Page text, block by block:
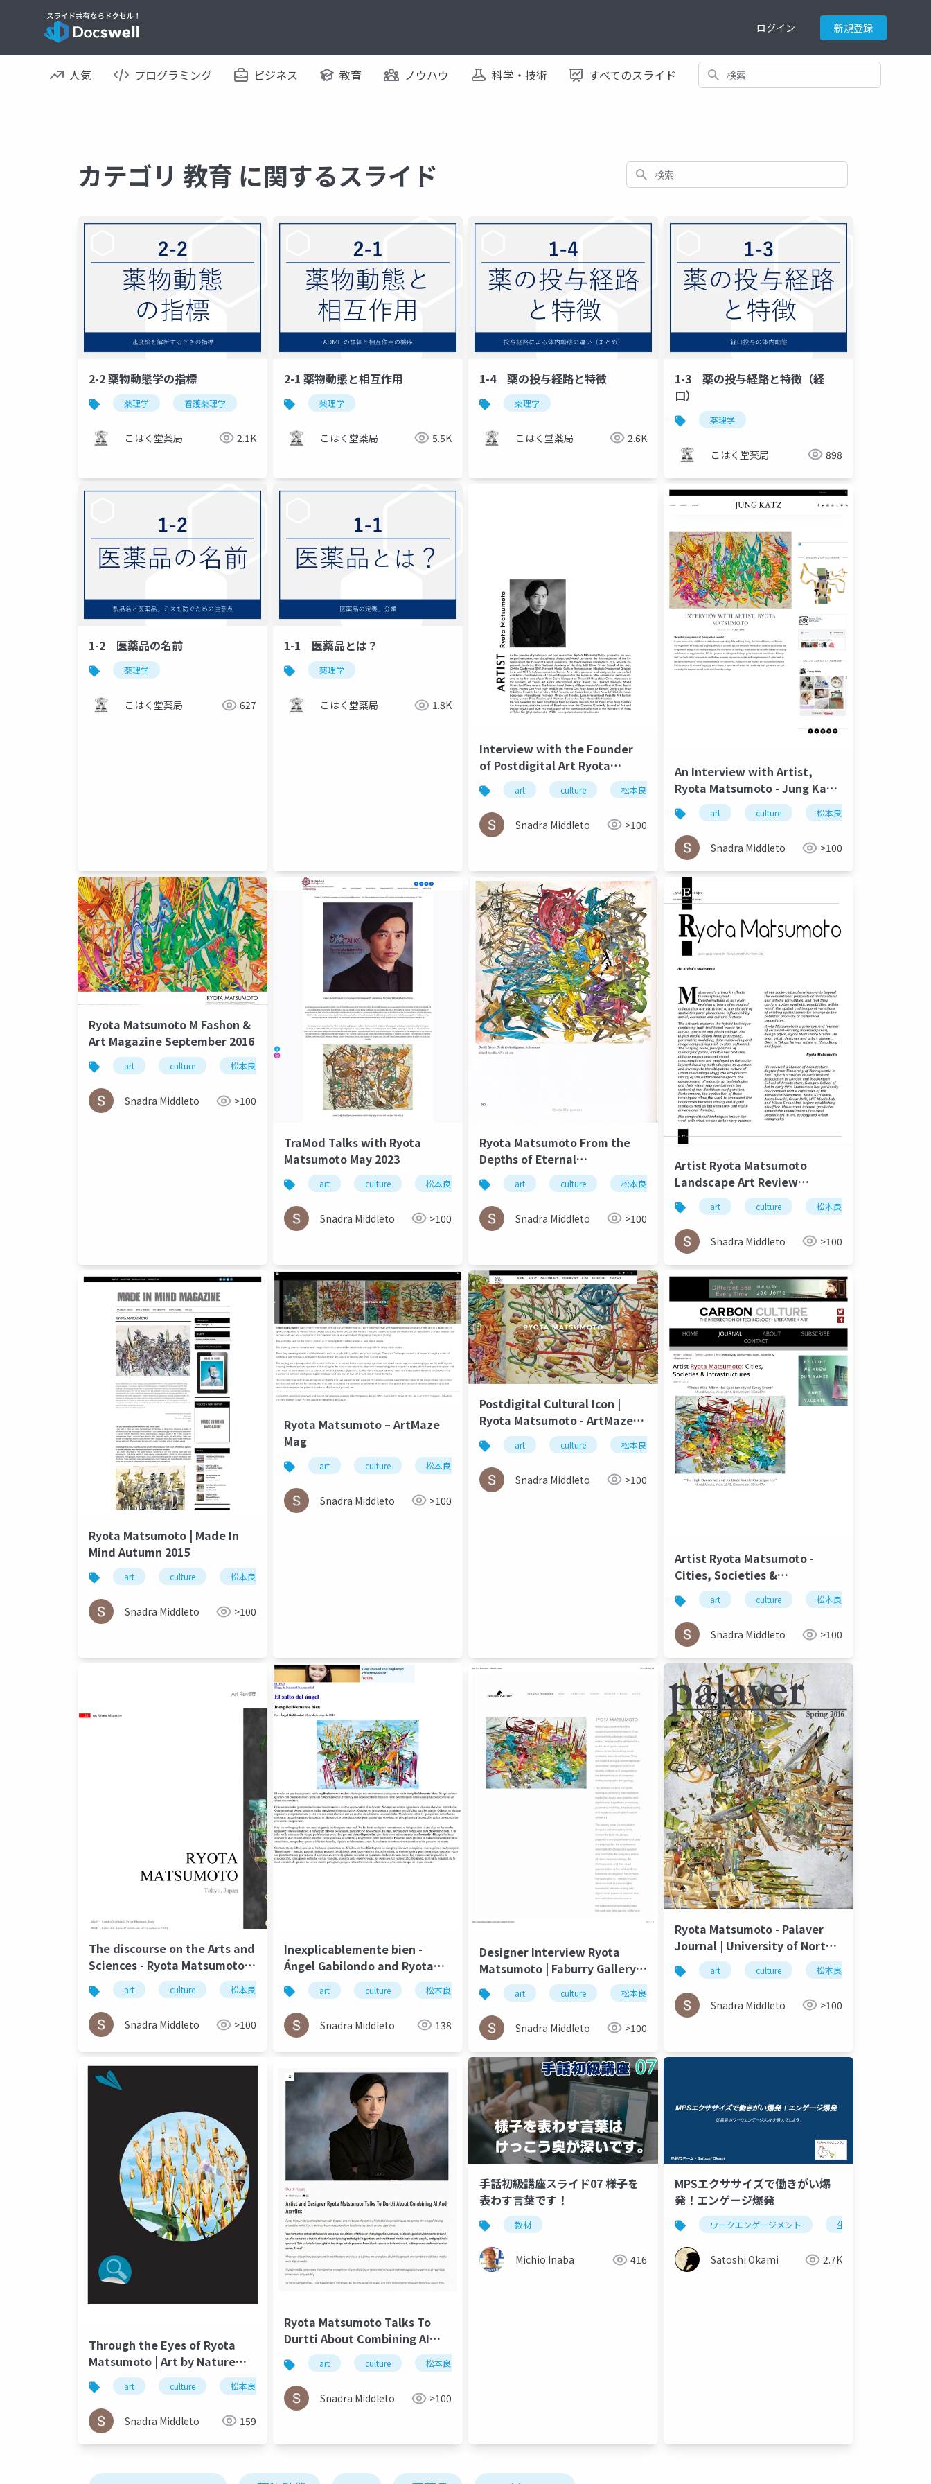
ログイン 新規登録
人気 プログラミング ビジネス 教育 ノウハウ 科学・技術 すべてのスライド 検索
カテゴリ 教育 に関するスライド 検索
2-2 薬物動態学の指標
薬理学 看護薬理学
こはく堂薬局 2.1K
2-1 薬物動態と相互作用
薬理学
こはく堂薬局 5.5K
1-4 薬の投与経路と特徴
薬理学
こはく堂薬局 2.6K
1-3 薬の投与経路と特徴（経
口）
薬理学
こはく堂薬局 898
1-2 医薬品の名前
薬理学
こはく堂薬局 627
1-1 医薬品とは？
薬理学
こはく堂薬局 1.8K
Interview with the Founder
of Postdigital Art Ryota
Matsumoto ArtUp Mi SPRING
2023
art culture 松本良多 architecture urbanism
Snadra Middleto >100
An Interview with Artist,
Ryota Matsumoto - Jung Katz
March 2016
art culture 松本良多
Snadra Middleto >100
Ryota Matsumoto M Fashon &
Art Magazine September 2016
art culture 松本良多 architecture urbanism
Snadra Middleto >100
TraMod Talks with Ryota
Matsumoto May 2023
art culture 松本良多 architecture urbanism
Snadra Middleto >100
Ryota Matsumoto From the
Depths of Eternal
Circumstance Art Exhibeo
2015
art culture 松本良多 architecture urbanism
Snadra Middleto >100
Artist Ryota Matsumoto
Landscape Art Review
November 2014
art culture 松本良多
Snadra Middleto >100
Ryota Matsumoto | Made In
Mind Autumn 2015
art culture 松本良多
Snadra Middleto >100
Ryota Matsumoto – ArtMaze
Mag
art culture 松本良多 architecture
Snadra Middleto >100
Postdigital Cultural Icon |
Ryota Matsumoto - ArtMaze
Mag August 2017
art culture 松本良多 architecture urbanism
Snadra Middleto >100
Artist Ryota Matsumoto -
Cities, Societies &
Infrastructures | Carbon
Culture Review April 2015
art culture 松本良多
Snadra Middleto >100
The discourse on the Arts and
Sciences - Ryota Matsumoto |
Art Reveal Magazine 2016
art culture 松本良多 architecture urbanism
Snadra Middleto >100
Inexplicablemente bien -
Ángel Gabilondo and Ryota
Matsumoto | El salto del
ángel December 2014
art culture 松本良多 architecture urbanism
Snadra Middleto 138
Designer Interview Ryota
Matsumoto | Faburry Gallery
July 2016
art culture 松本良多 architecture
Snadra Middleto >100
Ryota Matsumoto - Palaver
Journal | University of North
Carolina Wilmington Spring
2016
art culture 松本良多
Snadra Middleto >100
Through the Eyes of Ryota
Matsumoto | Art by Nature
Number 4 2016
art culture 松本良多 architecture
Snadra Middleto 159
Ryota Matsumoto Talks To
Durtti About Combining AI
and Acrylics, July 2017 2
art culture 松本良多
Snadra Middleto >100
手話初級講座スライド07 様子を
表わす言葉です！
教材
Michio Inaba 416
MPSエクササイズで働きがい爆
発！エンゲージ爆発
ワークエンゲージメント 生産性
Satoshi Okami 2.7K